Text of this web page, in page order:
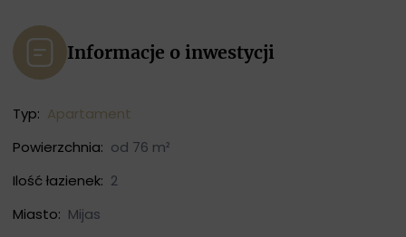
Informacje o inwestycji
Typ: Apartament
Powierzchnia: od 76 m²
Ilość łazienek: 2
Miasto: Mijas